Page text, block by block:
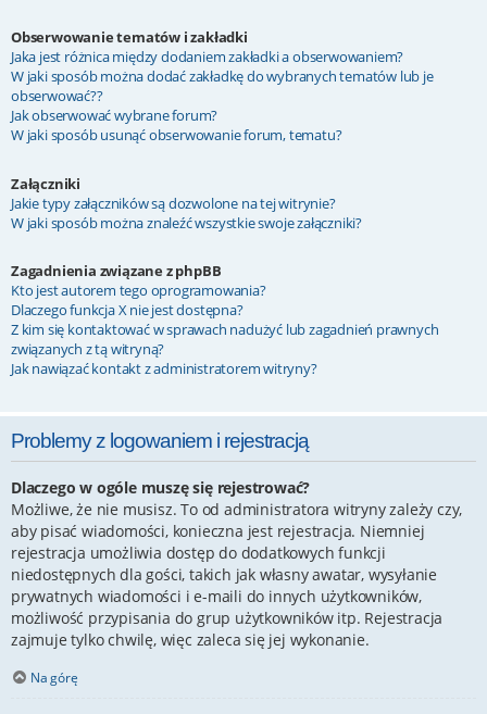
Obserwowanie tematów i zakładki
Jaka jest różnica między dodaniem zakładki a obserwowaniem?
W jaki sposób można dodać zakładkę do wybranych tematów lub je
obserwować??
Jak obserwować wybrane forum?
W jaki sposób usunąć obserwowanie forum, tematu?
Załączniki
Jakie typy załączników są dozwolone na tej witrynie?
W jaki sposób można znaleźć wszystkie swoje załączniki?
Zagadnienia związane z phpBB
Kto jest autorem tego oprogramowania?
Dlaczego funkcja X nie jest dostępna?
Z kim się kontaktować w sprawach nadużyć lub zagadnień prawnych
związanych z tą witryną?
Jak nawiązać kontakt z administratorem witryny?
Problemy z logowaniem i rejestracją
Dlaczego w ogóle muszę się rejestrować?
Możliwe, że nie musisz. To od administratora witryny zależy czy,
aby pisać wiadomości, konieczna jest rejestracja. Niemniej
rejestracja umożliwia dostęp do dodatkowych funkcji
niedostępnych dla gości, takich jak własny awatar, wysyłanie
prywatnych wiadomości i e-maili do innych użytkowników,
możliwość przypisania do grup użytkowników itp. Rejestracja
zajmuje tylko chwilę, więc zaleca się jej wykonanie.
Na górę